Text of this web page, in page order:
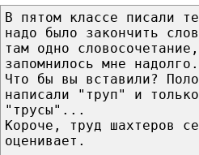
В пятом классе писали
надо было закончить
там одно
запомнилось мне
Что бы вы вставили?
написали "труп" и
"трусы"...
Короче, труд шахтеров
оценивает.